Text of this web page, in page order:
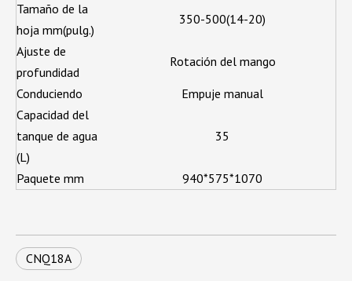
Tamaño de la
hoja mm(pulg.)
350-500(14-20)
Ajuste de
profundidad
Rotación del mango
Conduciendo
Empuje manual
Capacidad del
tanque de agua
(L)
35
Paquete mm 940*575*1070
CNQ18A